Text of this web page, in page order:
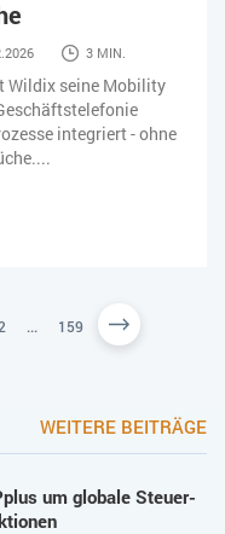
3 MIN.
Wildix seine Mobility
integriert - ohne
... 159
WEITERE BEITRÄGE
um globale Steuer-